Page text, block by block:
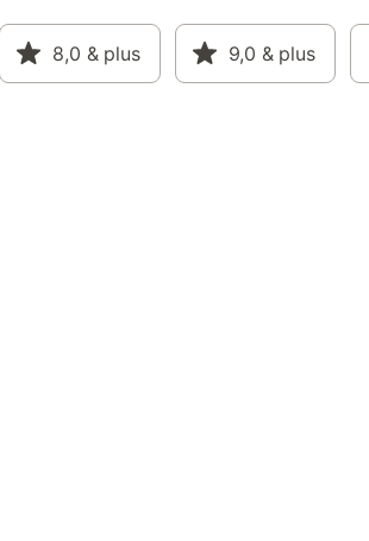
8,0 & plus 9,0 & plus